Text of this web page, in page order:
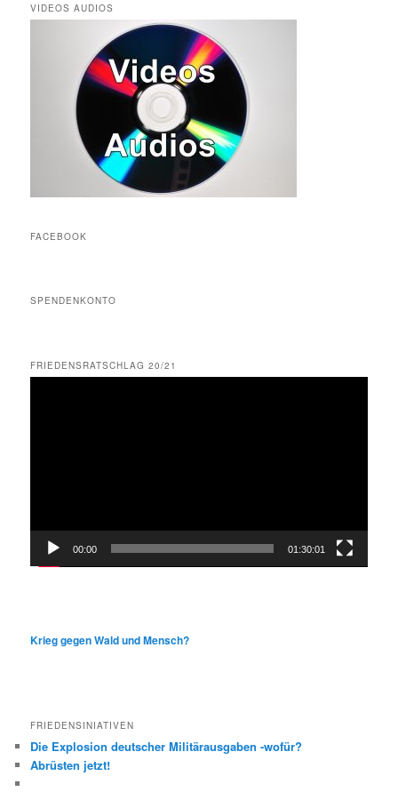
VIDEOS AUDIOS
FACEBOOK
SPENDENKONTO
FRIEDENSRATSCHLAG 20/21
00:00 01:30:01
Krieg gegen Wald und Mensch?
FRIEDENSINIATIVEN
Die Explosion deutscher Militärausgaben -wofür?
Abrüsten jetzt!